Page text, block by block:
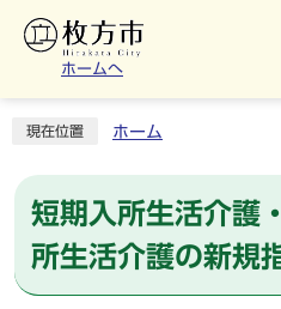
ホームへ
現在位置 ホーム
短期入所生活介護
所生活介護の新規